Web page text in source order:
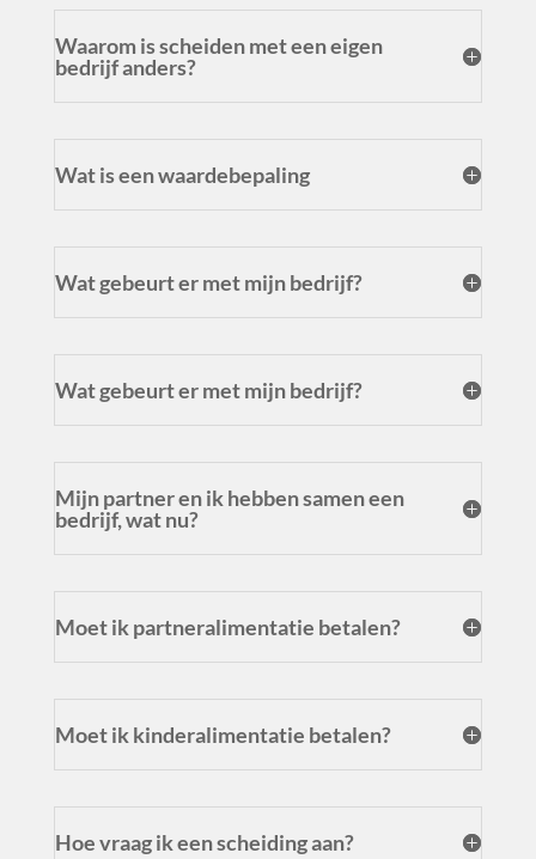
Waarom is scheiden met een eigen
bedrijf anders?
Wat is een waardebepaling
Wat gebeurt er met mijn bedrijf?
Wat gebeurt er met mijn bedrijf?
Mijn partner en ik hebben samen een
bedrijf, wat nu?
Moet ik partneralimentatie betalen?
Moet ik kinderalimentatie betalen?
Hoe vraag ik een scheiding aan?